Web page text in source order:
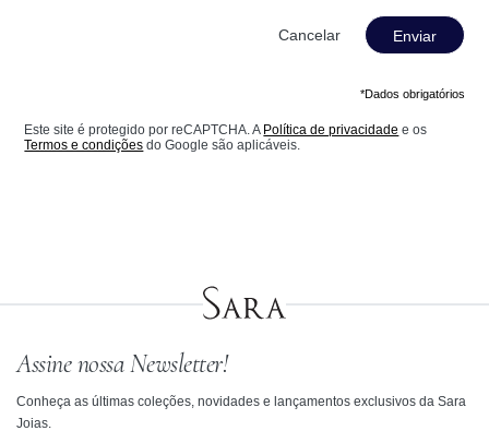
Enviar
*Dados obrigatórios
Este site é protegido por reCAPTCHA. A Política de privacidade e os
Termos e condições do Google são aplicáveis.
Assine nossa Newsletter!
Conheça as últimas coleções, novidades e lançamentos exclusivos da Sara
Joias.